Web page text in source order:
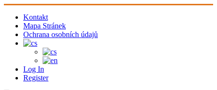
Kontakt
Mapa Stránek
Ochrana osobních údajů
Log In
Register